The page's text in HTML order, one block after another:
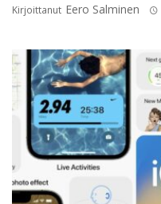
Kirjoittanut Eero Salminen